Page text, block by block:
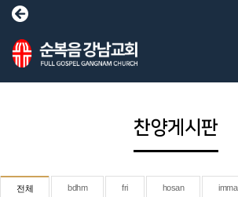
찬양게시판
전체 bdhm fri hosan imma